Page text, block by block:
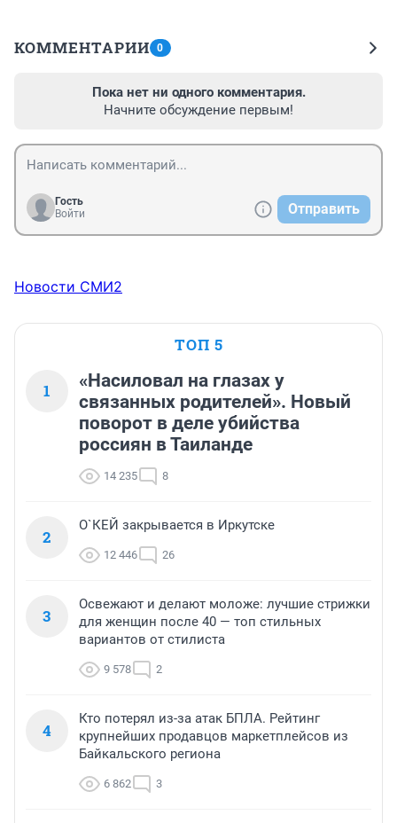
КОММЕНТАРИИ 0
Пока нет ни одного комментария.
Начните обсуждение первым!
Гость
Войти
Отправить
Новости СМИ2
ТОП 5
1
«Насиловал на глазах у
связанных родителей». Новый
поворот в деле убийства
россиян в Таиланде
14 235 8
2
О`КЕЙ закрывается в Иркутске
12 446 26
3
Освежают и делают моложе: лучшие стрижки
для женщин после 40 — топ стильных
вариантов от стилиста
9 578 2
4
Кто потерял из-за атак БПЛА. Рейтинг
крупнейших продавцов маркетплейсов из
Байкальского региона
6 862 3